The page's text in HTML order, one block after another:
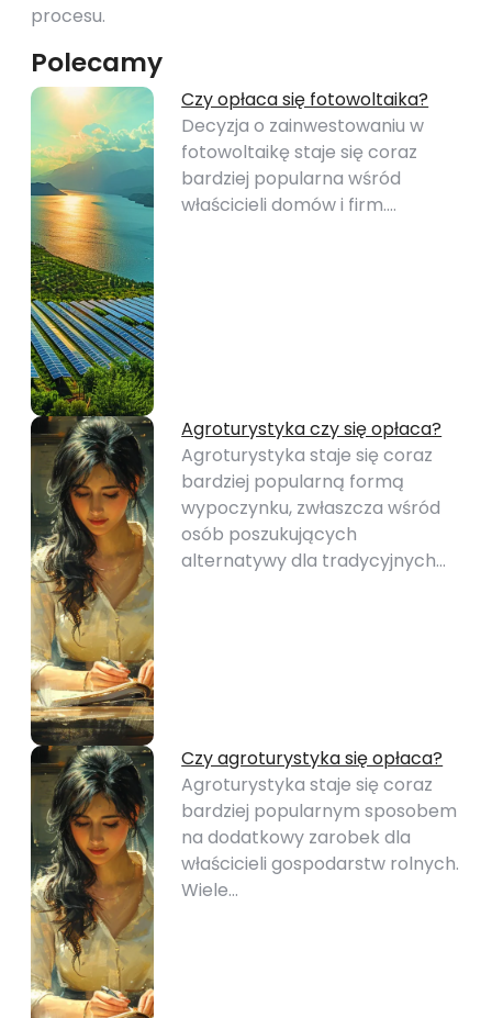
procesu.
Polecamy
Czy opłaca się fotowoltaika?
Decyzja o zainwestowaniu w
fotowoltaikę staje się coraz
bardziej popularna wśród
właścicieli domów i firm.…
Agroturystyka czy się opłaca?
Agroturystyka staje się coraz
bardziej popularną formą
wypoczynku, zwłaszcza wśród
osób poszukujących
alternatywy dla tradycyjnych…
Czy agroturystyka się opłaca?
Agroturystyka staje się coraz
bardziej popularnym sposobem
na dodatkowy zarobek dla
właścicieli gospodarstw rolnych.
Wiele…